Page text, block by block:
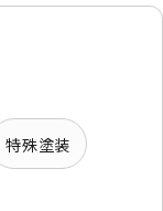
特殊塗装